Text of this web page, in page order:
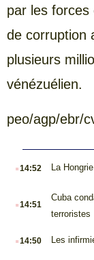
par les forces
de corruption
plusieurs
vénézuélien.
peo/agp/ebr/
.14:52 La
.14:51
Cuba
terroristes
.14:50 Les